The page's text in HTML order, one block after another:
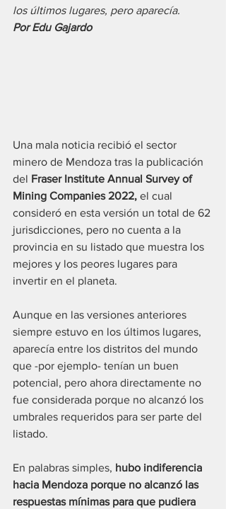
los últimos lugares, pero aparecía.
Por Edu Gajardo
Una mala noticia recibió el sector
minero de Mendoza tras la publicación
del Fraser Institute Annual Survey of
Mining Companies 2022, el cual
consideró en esta versión un total de 62
jurisdicciones, pero no cuenta a la
provincia en su listado que muestra los
mejores y los peores lugares para
invertir en el planeta.
Aunque en las versiones anteriores
siempre estuvo en los últimos lugares,
aparecía entre los distritos del mundo
que -por ejemplo- tenían un buen
potencial, pero ahora directamente no
fue considerada porque no alcanzó los
umbrales requeridos para ser parte del
listado.
En palabras simples, hubo indiferencia
hacia Mendoza porque no alcanzó las
respuestas mínimas para que pudiera